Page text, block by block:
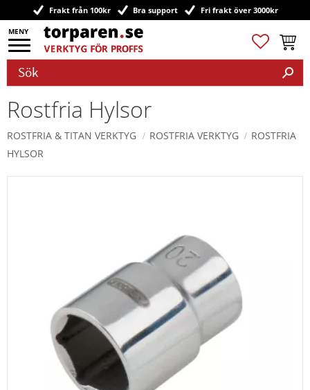
Meny
Frakt från 100kr Bra support Fri frakt över 3000kr
Favoriter
Rostfria Hylsor
ROSTFRIA & TITAN VERKTYG ROSTFRIA VERKTYG
ROSTFRIA
HYLSOR